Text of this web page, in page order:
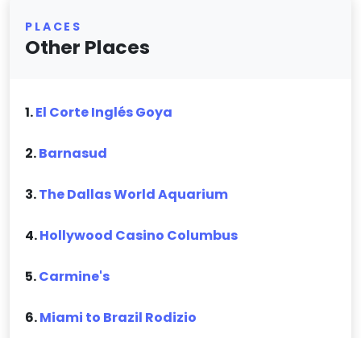
PLACES
Other Places
1.El Corte Inglés Goya
2.Barnasud
3.The Dallas World Aquarium
4.Hollywood Casino Columbus
5.Carmine's
6.Miami to Brazil Rodizio